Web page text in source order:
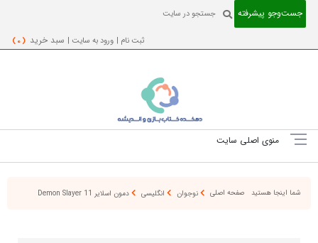
جست‌و‌جو پیشرفته
ثبت نام | ورود به سایت | سبد خرید ( 0 )
منوی اصلی سایت
شما اینجا هستید صفحه اصلی نوجوان انگلیسی دمون اسلایر Demon Slayer 11